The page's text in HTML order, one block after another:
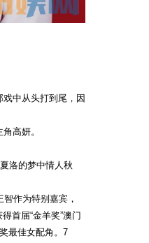
中从头打到尾，因
高妍。
洛的梦中情人秋
作为特别嘉宾，
首届“金羊奖”澳门
最佳女配角。7